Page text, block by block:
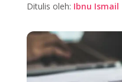
Ditulis oleh: Ibnu Ismail